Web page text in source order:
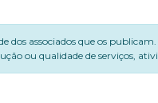
dos associados que os
ou qualidade de serviços,